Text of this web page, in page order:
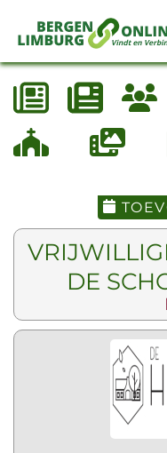
Terug naar
DE